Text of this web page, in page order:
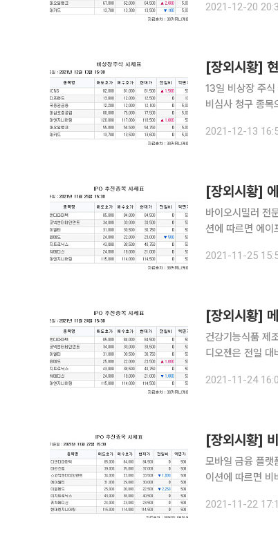
2021-12-20
[장외시황]
13일 비상장 주식 시장이 3거래일
비심사 청구 종
했다. 상장예
2021-12-13
[장외시황]
바이오시밀러 전문기
션에 따르면 에이
2021-11-25
[장외시황]
건강기능식품 제조업체 메
디오젠은 전일 대비
메디신은 전일
2021-11-24
[장외시황]
모바일 금융 플랫폼
이션에 따르면
원) 오른 1만
2021-11-22